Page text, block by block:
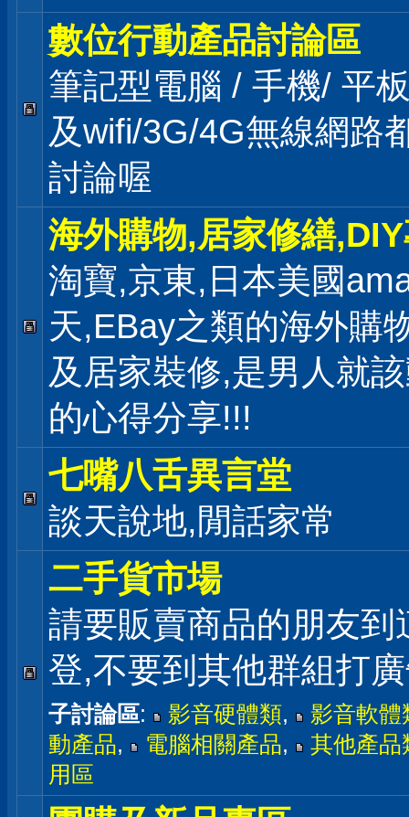
數位行動產品討論區
筆記型電腦 / 手機/ 平
及wifi/3G/4G無線網路
討論喔
海外購物,居家修繕
淘寶,京東,日本美國
天,EBay之類的海外購
及居家裝修,是男人就
的心得分享!!!
七嘴八舌異言堂
談天說地,閒話家常
二手貨市場
請要販賣商品的朋友到
登,不要到其他群組打
子討論區: 影音硬體類,
影音軟體
動產品, 電腦相關產品,
其他產品
用區